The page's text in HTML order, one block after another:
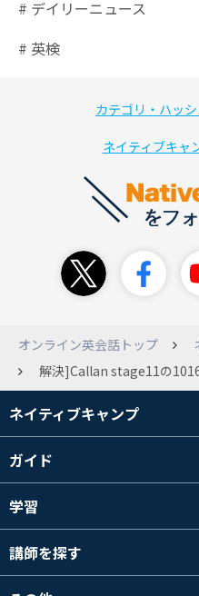
# デイリーニュース
# 英検
カテゴリ・ハッ
ネイティブキャ
オンライン英会話トップ
解決]Callan stage11の1016で When it comes to sitting exams, do you tend to cope well or do nerves and stress affect your performance? という文章があります。 do nerves
ネイティブキャンプ
ガイド
学習
講師を探す